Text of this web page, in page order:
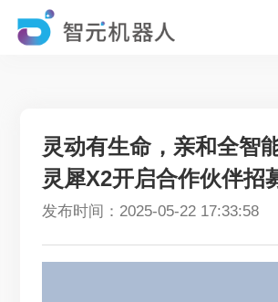
灵动有生命，亲和全智
灵犀X2开启合作伙伴招
发布时间：2025-05-22 17:33:58